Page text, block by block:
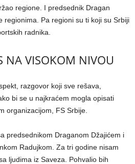
regione. I predsednik Dragan
regionima. Pa regioni su ti koji su Srbiji
radnika.
NA VISOKOM NIVOU
razgovor koji sve rešava,
bi se u najkraćem mogla opisati
organizacijom, FS Srbije.
predsednikom Draganom Džajićem i
Radujkom. Za tri godine nisam
ljudima iz Saveza. Pohvalio bih